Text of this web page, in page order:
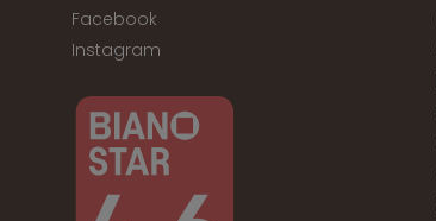
Facebook
Instagram